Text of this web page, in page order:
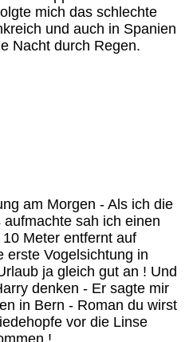
mich das schlechte
und auch in Spanien
Nacht durch Regen.
am Morgen - Als ich die
sah ich einen
Meter entfernt auf
erste Vogelsichtung in
ja gleich gut an ! Und
denken - Er sagte mir
in Bern - Roman du wirst
vor die Linse
!